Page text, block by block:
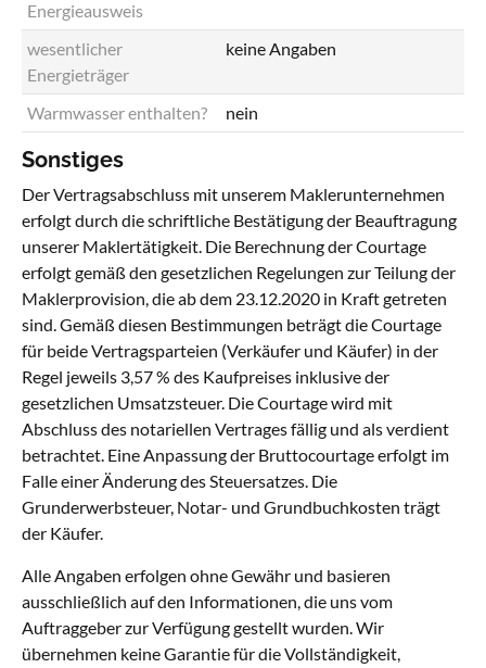
Energieausweis
wesentlicher
Energieträger
keine Angaben
Warmwasser enthalten? nein
Sonstiges
Der Vertragsabschluss mit unserem Maklerunternehmen
erfolgt durch die schriftliche Bestätigung der Beauftragung
unserer Maklertätigkeit. Die Berechnung der Courtage
erfolgt gemäß den gesetzlichen Regelungen zur Teilung der
Maklerprovision, die ab dem 23.12.2020 in Kraft getreten
sind. Gemäß diesen Bestimmungen beträgt die Courtage
für beide Vertragsparteien (Verkäufer und Käufer) in der
Regel jeweils 3,57 % des Kaufpreises inklusive der
gesetzlichen Umsatzsteuer. Die Courtage wird mit
Abschluss des notariellen Vertrages fällig und als verdient
betrachtet. Eine Anpassung der Bruttocourtage erfolgt im
Falle einer Änderung des Steuersatzes. Die
Grunderwerbsteuer, Notar- und Grundbuchkosten trägt
der Käufer.
Alle Angaben erfolgen ohne Gewähr und basieren
ausschließlich auf den Informationen, die uns vom
Auftraggeber zur Verfügung gestellt wurden. Wir
übernehmen keine Garantie für die Vollständigkeit,